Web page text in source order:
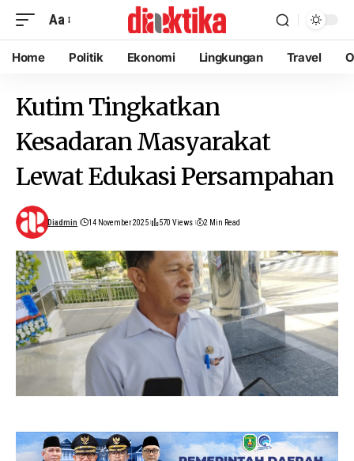
Aa
Home Politik Ekonomi Lingkungan Travel
Kutim Tingkatkan
Kesadaran Masyarakat
Lewat Edukasi Persampahan
Diadmin 14 November 2025 570 Views 2 Min Read